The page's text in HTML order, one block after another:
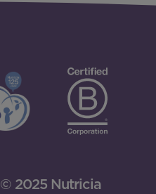
© 2025 Nutricia